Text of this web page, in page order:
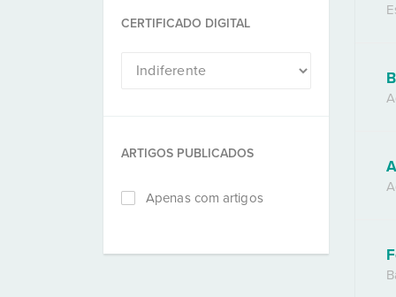
CERTIFICADO DIGITAL
ARTIGOS PUBLICADOS
Apenas com artigos